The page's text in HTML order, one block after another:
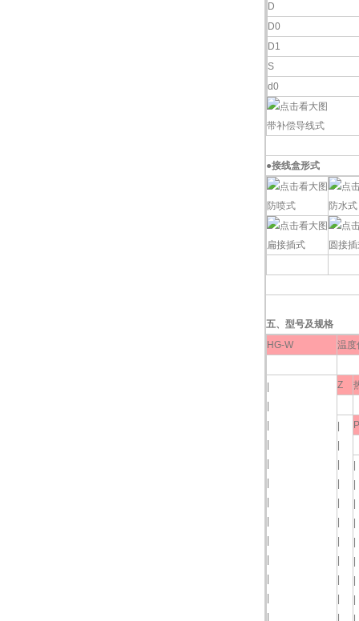
D
D0
D1
S
d0
带补偿导线式
●接线盒形式
防喷式 防水式
扁接插式 圆接
五、型号及规格
HG-W
温度
Z
P